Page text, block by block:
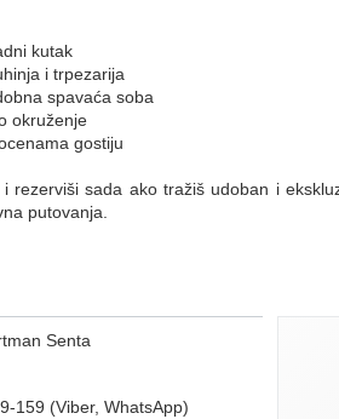
kutak
i trpezarija
spavaća soba
okruženje
gostiju
rezerviši sada ako tražiš udoban i
putovanja.
Senta
159 (Viber, WhatsApp)